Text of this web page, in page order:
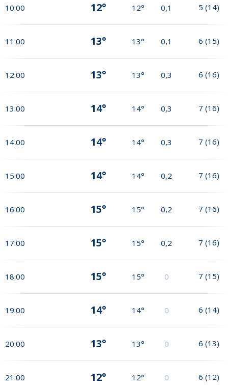
10:00 12° 12° 0,1 5 (14)
11:00 13° 13° 0,1 6 (15)
12:00 13° 13° 0,3 6 (16)
13:00 14° 14° 0,3 7 (16)
14:00 14° 14° 0,3 7 (16)
15:00 14° 14° 0,2 7 (16)
16:00 15° 15° 0,2 7 (16)
17:00 15° 15° 0,2 7 (16)
18:00 15° 15° 0 7 (15)
19:00 14° 14° 0 6 (14)
20:00 13° 13° 0 6 (13)
21:00 12° 12° 0 6 (12)